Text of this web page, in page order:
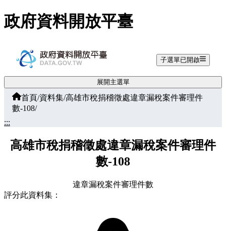
跳至主要內容
政府資料開放平臺
子選單已開啟
展開主選單
首頁/資料集/高雄市稅捐稽徵處違章漏稅案件審理件
數-108/
:::
高雄市稅捐稽徵處違章漏稅案件審理件
數-108
違章漏稅案件審理件數
評分此資料集：